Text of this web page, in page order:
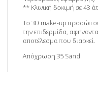
** Κλινική δοκιμή σε 43
Το 3D make-up
την επιδερμίδα,
αποτέλεσμα που διαρκεί.
Απόχρωση 35 Sand